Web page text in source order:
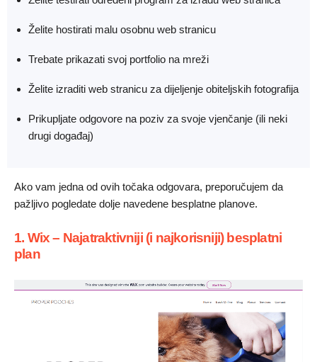
Želite hostirati malu osobnu web stranicu
Trebate prikazati svoj portfolio na mreži
Želite izraditi web stranicu za dijeljenje obiteljskih fotografija
Prikupljate odgovore na poziv za svoje vjenčanje (ili neki
drugi događaj)
Ako vam jedna od ovih točaka odgovara, preporučujem da
pažljivo pogledate dolje navedene besplatne planove.
1. Wix – Najatraktivniji (i najkorisniji) besplatni
plan